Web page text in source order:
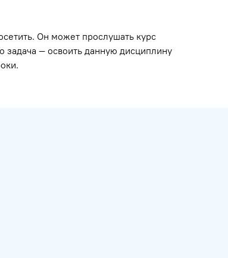
Он может прослушать курс
задача — освоить данную дисциплину